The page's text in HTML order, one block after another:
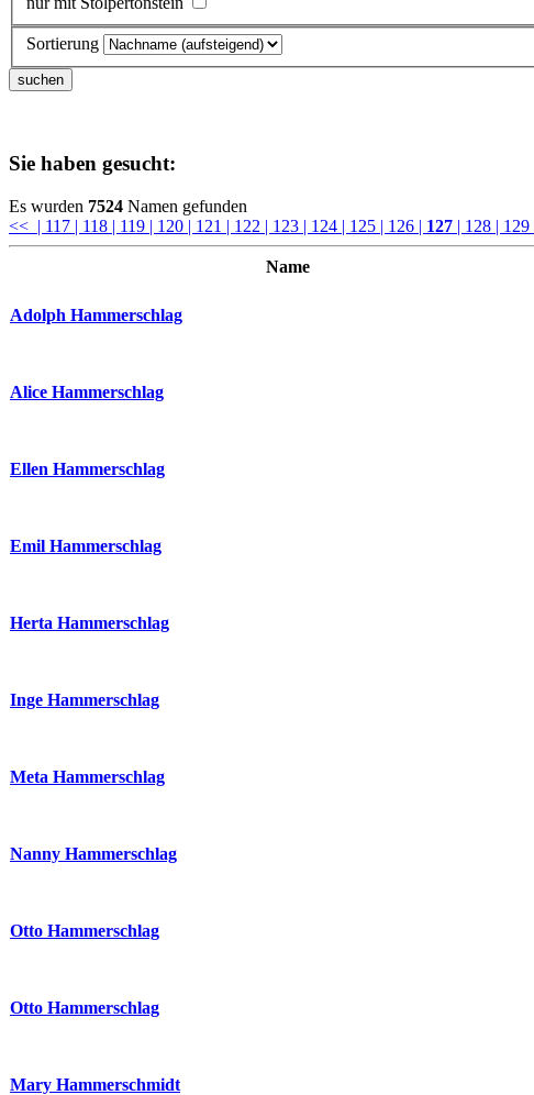
Sortierung
Sie haben gesucht:
Es wurden 7524 Namen gefunden
<< | 117 | 118 | 119 | 120 | 121 | 122 | 123 | 124 | 125 | 126 | 127 | 128 | 129
Name
Adolph Hammerschlag
Alice Hammerschlag
Ellen Hammerschlag
Emil Hammerschlag
Herta Hammerschlag
Inge Hammerschlag
Meta Hammerschlag
Nanny Hammerschlag
Otto Hammerschlag
Otto Hammerschlag
Mary Hammerschmidt